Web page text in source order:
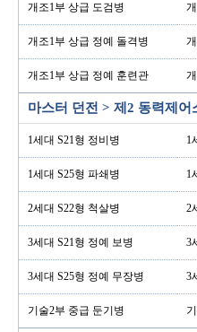
개조1부 상급 도검병
개조1부 상급 정예 돌격병
개조1부 상급 정예 훈련관
마스터 던전 > 제2 동력제어
1세대 S21형 정비병 1
1세대 S25형 파쇄병 1
2세대 S22형 척살병 2
3세대 S21형 정예 보병 3
3세대 S25형 정예 무장병 3
기술2부 중급 둔기병